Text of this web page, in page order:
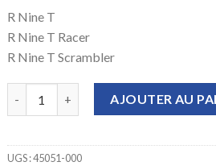
R Nine T
R Nine T Racer
R Nine T Scrambler
AJOUTER AU
UGS :45051-000